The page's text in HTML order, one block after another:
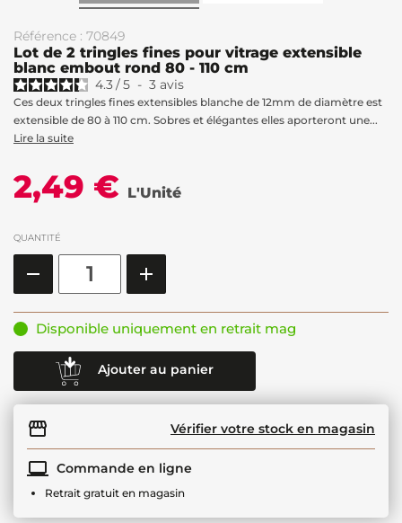
Référence : 70849
Lot de 2 tringles fines pour vitrage extensible
blanc embout rond 80 - 110 cm
4.3/5 - 3 avis
Ces deux tringles fines extensibles blanche de 12mm de diamètre est
extensible de 80 à 110 cm. Sobres et élégantes elles aporteront une...
Lire la suite
2,49 € L'Unité
QUANTITÉ
Disponible uniquement en retrait mag
Ajouter au panier
Vérifier votre stock en magasin
Commande en ligne
Retrait gratuit en magasin